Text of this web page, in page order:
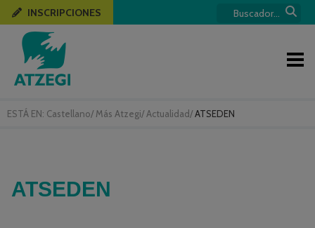
ESTÁ EN: Castellano/ Más Atzegi/ Actualidad/ATSEDEN
INSCRIPCIONES
ATSEDEN